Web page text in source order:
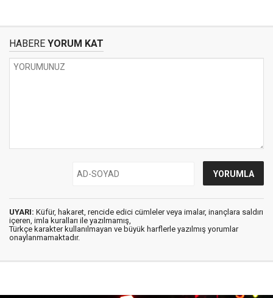
HABERE YORUM KAT
UYARI: Küfür, hakaret, rencide edici cümleler veya imalar, inançlara saldırı
içeren, imla kuralları ile yazılmamış,
Türkçe karakter kullanılmayan ve büyük harflerle yazılmış yorumlar
onaylanmamaktadır.